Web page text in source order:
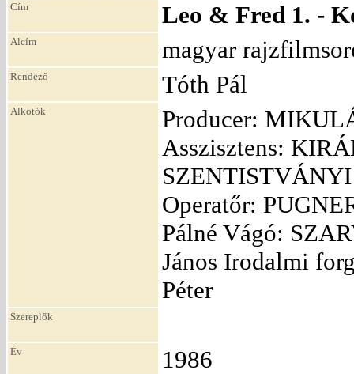
Cím Leo & Fred 1. -
Alcím magyar
Rendező Tóth Pál
Alkotók
Producer:
Asszisztens:
SZENTISTVÁNYI
Operatőr:
Pálné Vágó:
János Irodalmi
Péter
Szereplők
Év 1986